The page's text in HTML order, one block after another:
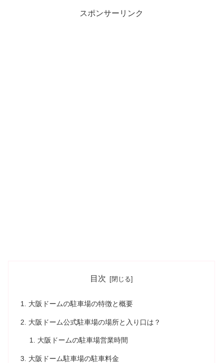
スポンサーリンク
目次
大阪ドームの駐車場の特徴と概要
大阪ドーム公式駐車場の場所と入り口は？
大阪ドームの駐車場営業時間
大阪ドーム駐車場の駐車料金